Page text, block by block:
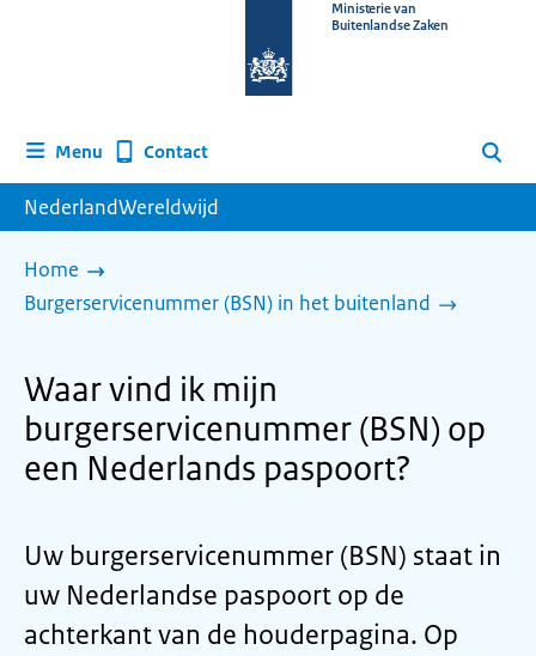
homepage
Ministerie van
Buitenlandse Zaken
Menu Contact Zoeken
NederlandWereldwijd
Home
Burgerservicenummer (BSN) in het buitenland
Waar vind ik mijn
burgerservicenummer (BSN) op
een Nederlands paspoort?
Uw burgerservicenummer (BSN) staat in
uw Nederlandse paspoort op de
achterkant van de houderpagina. Op